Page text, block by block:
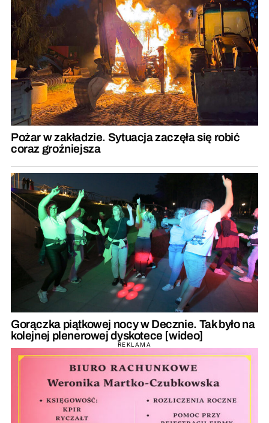
Pożar w zakładzie. Sytuacja zaczęła się robić
coraz groźniejsza
Gorączka piątkowej nocy w Decznie. Tak było na
kolejnej plenerowej dyskotece [wideo]
REKLAMA